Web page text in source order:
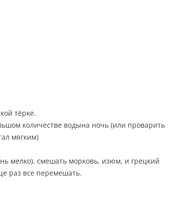
тёрке.
количестве водына ночь (или проварить
мягким)
мелко), смешать морковь, изюм, и грецкий
раз все перемешать.